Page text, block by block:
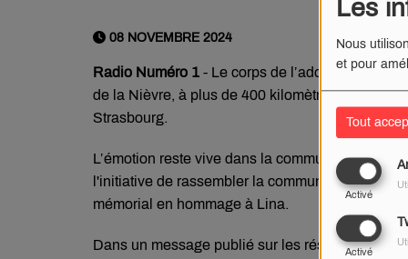
Les
Nous
et pour
Tout
Activé
Activé
08 NOVEMBRE 2024
Radio Numéro 1 - Le corps de l’adolescente
de la Nièvre, à plus de 400 kilomètres du lieu
Strasbourg.
L’émotion reste vive dans la commune
l'initiative de rassembler la commune autour
mémorial en hommage à Lina.
Dans un message publié sur les réseaux